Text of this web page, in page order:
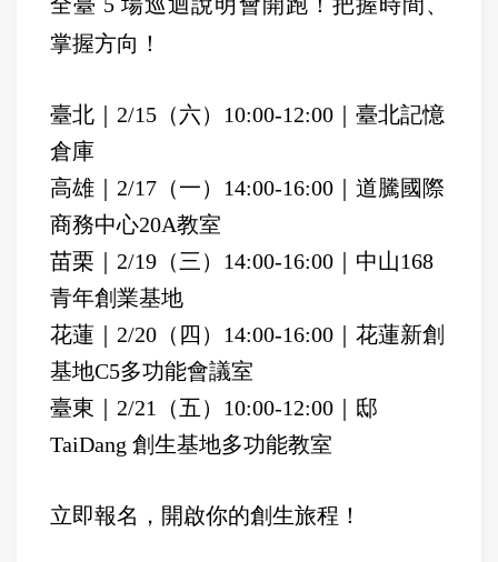
掌握方向！
臺北｜2/15（六）10:00-12:00｜臺北記憶
倉庫
高雄｜2/17（一）14:00-16:00｜道騰國際
商務中心20A教室
苗栗｜2/19（三）14:00-16:00｜中山168
青年創業基地
花蓮｜2/20（四）14:00-16:00｜花蓮新創
基地C5多功能會議室
臺東｜2/21（五）10:00-12:00｜邸
TaiDang 創生基地多功能教室
立即報名，開啟你的創生旅程！